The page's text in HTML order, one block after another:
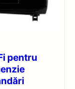
pentru